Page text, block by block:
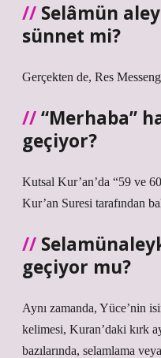
Selâmün
sünnet mi?
Gerçekten de, Res
“Merhaba”
geçiyor?
Kutsal Kur’an’da “59 ve
Kur’an Suresi tarafından
geçiyor mu?
Aynı zamanda, Yüce’nin
kelimesi, Kuran’daki kırk
bazılarında, selamlama